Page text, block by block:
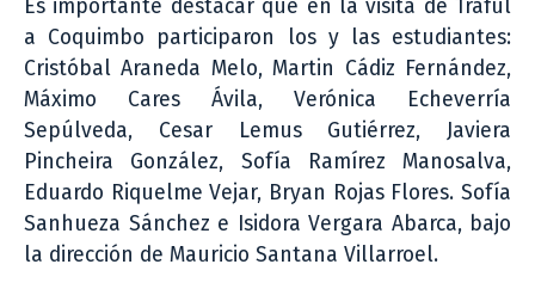
Es importante destacar que en la visita de Traful
a Coquimbo participaron los y las estudiantes:
Cristóbal Araneda Melo, Martin Cádiz Fernández,
Máximo Cares Ávila, Verónica Echeverría
Sepúlveda, Cesar Lemus Gutiérrez, Javiera
Pincheira González, Sofía Ramírez Manosalva,
Eduardo Riquelme Vejar, Bryan Rojas Flores. Sofía
Sanhueza Sánchez e Isidora Vergara Abarca, bajo
la dirección de Mauricio Santana Villarroel.